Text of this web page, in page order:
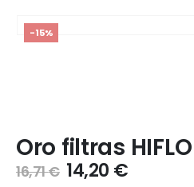
-15%
Oro filtras HIFLO
16,71€ 14,20 €